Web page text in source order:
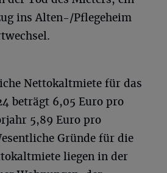
ins Alten-/Pflegeheim
Nettokaltmiete für das
beträgt 6,05 Euro pro
5,89 Euro pro
Gründe für die
liegen in der